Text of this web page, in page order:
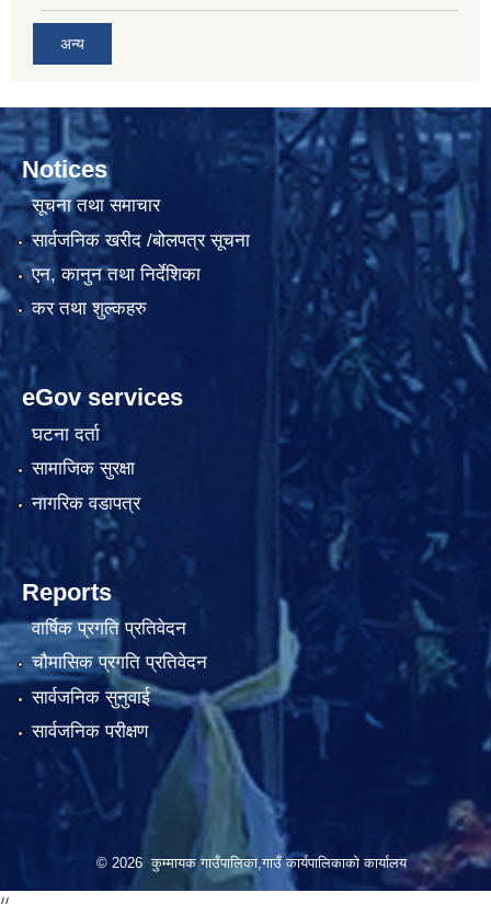
अन्य
Notices
सूचना तथा समाचार
सार्वजनिक खरीद /बोलपत्र सूचना
एन, कानुन तथा निर्देशिका
कर तथा शुल्कहरु
eGov services
घटना दर्ता
सामाजिक सुरक्षा
नागरिक वडापत्र
Reports
वार्षिक प्रगति प्रतिवेदन
चौमासिक प्रगति प्रतिवेदन
सार्वजनिक सुनुवाई
सार्वजनिक परीक्षण
© 2026 कुम्मायक गाउँपालिका,गाउँ कार्यपालिकाको कार्यालय